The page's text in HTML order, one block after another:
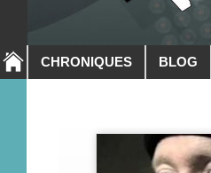
CHRONIQUES BLOG